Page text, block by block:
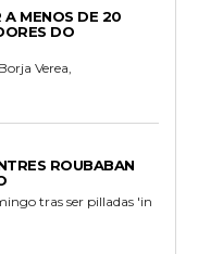
A MENOS DE 20
DO
Verea,
ROUBABAN
tras ser pilladas 'in